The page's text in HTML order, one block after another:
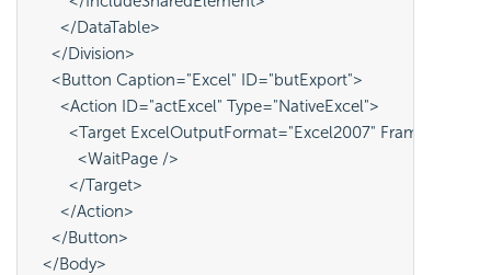
</DataTable>
</Division>
<Button Caption="Excel" ID="butExport">
<Action ID="actExcel" Type="NativeExcel">
<Target ExcelOutputFormat="Excel2007"
<WaitPage />
</Target>
</Action>
</Button>
</Body>